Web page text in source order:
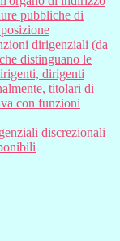
pubbliche di
dirigenziali (da
distinguano le
dirigenti
titolari di
con funzioni
discrezionali